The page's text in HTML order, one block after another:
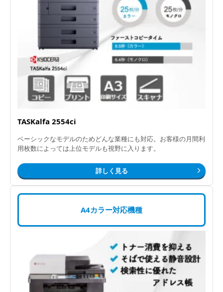
TASKalfa 2554ci
ベーシックなモデルのためどんな業種にも対応。お客様の月間利
用枚数によっては上位モデルも視野に入ります。
詳しく見る
A4カラー対応機種